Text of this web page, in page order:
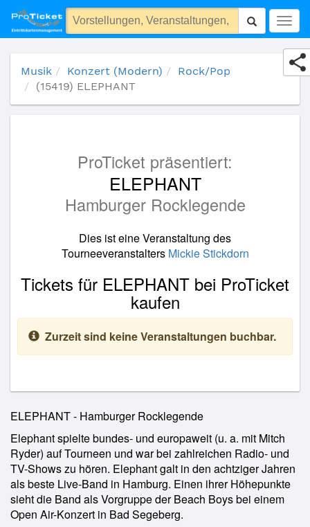
(15419) ELEPHANT
Musik Konzert (Modern)
Rock/Pop
(15419) ELEPHANT
ProTicket präsentiert:
ELEPHANT
Hamburger Rocklegende
Dies ist eine Veranstaltung des
Tourneeveranstalters Mickie Stickdorn
Tickets für ELEPHANT bei ProTicket
kaufen
Zurzeit sind keine Veranstaltungen buchbar.
ELEPHANT - Hamburger Rocklegende
Elephant spielte bundes- und europaweit (u. a. mit Mitch
Ryder) auf Tourneen und war bei zahlreichen Radio- und
TV-Shows zu hören. Elephant galt in den achtziger Jahren
als beste Live-Band in Hamburg. Einen ihrer Höhepunkte
sieht die Band als Vorgruppe der Beach Boys bei einem
Open Air-Konzert in Bad Segeberg.